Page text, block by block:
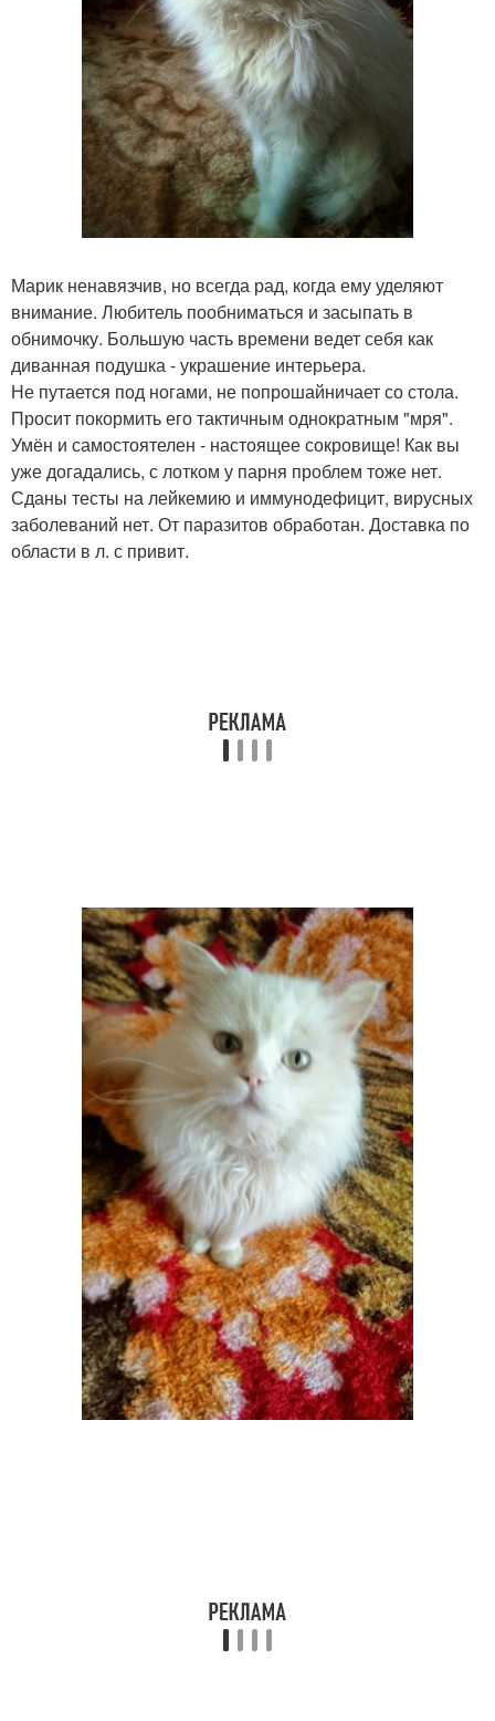
Марик ненавязчив, но всегда рад, когда ему уделяют
внимание. Любитель пообниматься и засыпать в
обнимочку. Большую часть времени ведет себя как
диванная подушка - украшение интерьера.
Не путается под ногами, не попрошайничает со стола.
Просит покормить его тактичным однократным "мря".
Умён и самостоятелен - настоящее сокровище! Как вы
уже догадались, с лотком у парня проблем тоже нет.
Сданы тесты на лейкемию и иммунодефицит, вирусных
заболеваний нет. От паразитов обработан. Доставка по
области в л. с привит.